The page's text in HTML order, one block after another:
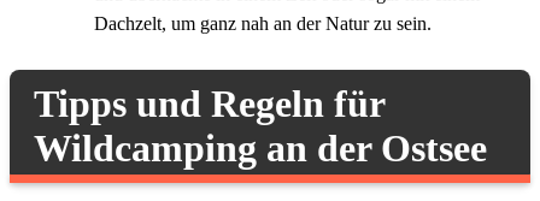
Dachzelt, um ganz nah an der Natur zu sein.
Tipps und Regeln für
Wildcamping an der Ostsee